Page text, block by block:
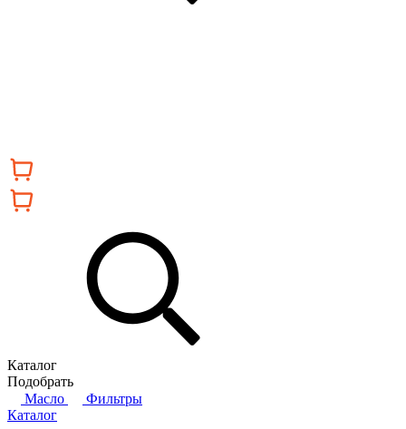
Каталог
Подобрать
Масло
Фильтры
Каталог